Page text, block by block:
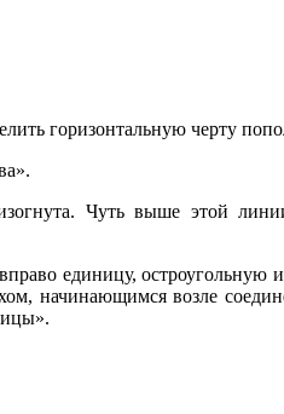
горизонтальную черту
Чуть выше этой
единицу, остроугольную
начинающимся возле